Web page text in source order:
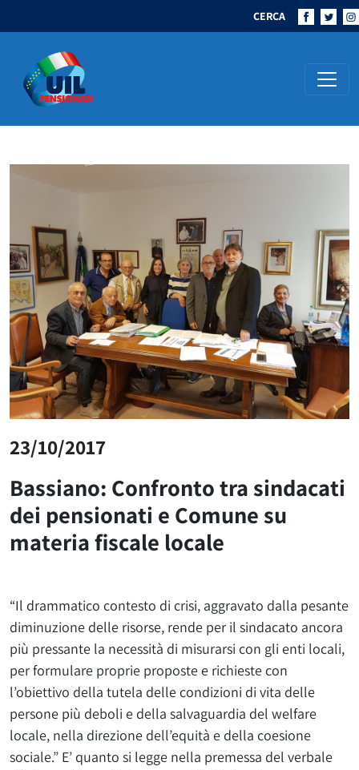
CERCA
Navigazione principale
23/10/2017
Bassiano: Confronto tra sindacati
dei pensionati e Comune su
materia fiscale locale
“Il drammatico contesto di crisi, aggravato dalla pesante
diminuzione delle risorse, rende per il sindacato ancora
più pressante la necessità di misurarsi con gli enti locali,
per formulare proprie proposte e richieste con
l’obiettivo della tutela delle condizioni di vita delle
persone più deboli e della salvaguardia del welfare
locale, nella direzione dell’equità e della coesione
sociale.” E’ quanto si legge nella premessa del verbale